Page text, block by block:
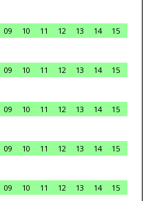
09 10 11 12 13 14
15
09 10 11 12 13 14
15
09 10 11 12 13 14
15
09 10 11 12 13 14
15
09 10 11 12 13 14
15